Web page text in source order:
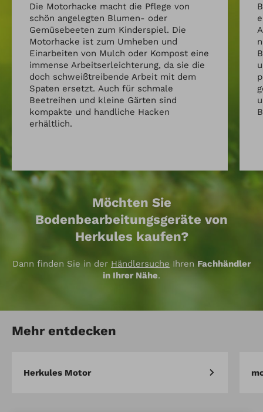
Die Motorhacke macht die Pflege von
schön angelegten Blumen- oder
Gemüsebeeten zum Kinderspiel. Die
Motorhacke ist zum Umheben und
Einarbeiten von Mulch oder Kompost eine
immense Arbeitserleichterung, da sie die
doch schweißtreibende Arbeit mit dem
Spaten ersetzt. Auch für schmale
Beetreihen und kleine Gärten sind
kompakte und handliche Hacken
erhältlich.
Möchten Sie
Bodenbearbeitungsgeräte von
Herkules kaufen?
Dann finden Sie in der Händlersuche Ihren Fachhändler
in Ihrer Nähe.
Mehr entdecken
Herkules Motor